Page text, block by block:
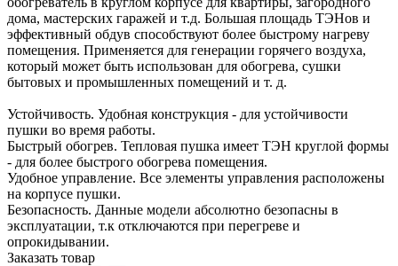
дома, мастерских гаражей и т.д. Большая площадь ТЭНов и
эффективный обдув способствуют более быстрому нагреву
помещения. Применяется для генерации горячего воздуха,
который может быть использован для обогрева, сушки
бытовых и промышленных помещений и т. д.
Устойчивость. Удобная конструкция - для устойчивости
пушки во время работы.
Быстрый обогрев. Тепловая пушка имеет ТЭН круглой формы
- для более быстрого обогрева помещения.
Удобное управление. Все элементы управления расположены
на корпусе пушки.
Безопасность. Данные модели абсолютно безопасны в
эксплуатации, т.к отключаются при перегреве и
опрокидывании.
Заказать товар